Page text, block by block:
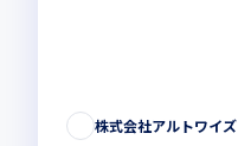
株式会社アルトワイズ